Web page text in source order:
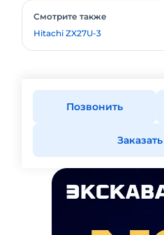
Смотрите также
Hitachi ZX27U-3
Позвонить
Заказать